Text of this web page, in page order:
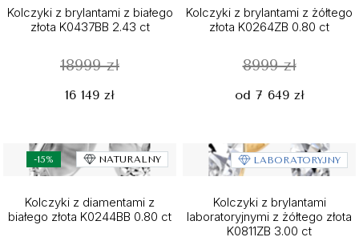
Kolczyki z brylantami z białego
złota K0437BB 2.43 ct
18999 zł
16 149 zł
Kolczyki z brylantami z żółtego
złota K0264ZB 0.80 ct
8999 zł
od 7 649 zł
-15% NATURALNY
Kolczyki z diamentami z
białego złota K0244BB 0.80 ct
LABORATORYJNY
Kolczyki z brylantami
laboratoryjnymi z żółtego złota
K0811ZB 3.00 ct